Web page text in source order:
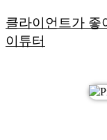
클라이언트가 좋
이튜터